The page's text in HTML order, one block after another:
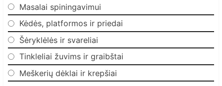
Masalai spiningavimui
Kėdės, platformos ir priedai
Šėryklėlės ir svareliai
Tinkleliai žuvims ir graibštai
Meškerių dėklai ir krepšiai